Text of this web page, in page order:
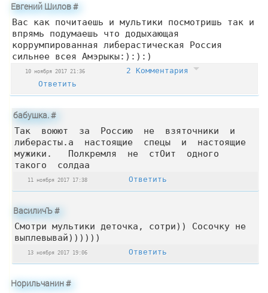
Евгений Шилов#
Вас как почитаешь и мультики посмотришь так и
впрямь подумаешь что додыхающая
коррумпированная либерастическая Россия
сильнее всея Амэрыкы:):):)
10 ноября 2017 21:36
2 Комментария
Ответить
бабушка.#
Так воюют за Россию не взяточники и
либерасты.а настоящие спецы и настоящие
мужики. Полкремля не стОит одного
такого солдаа
11 ноября 2017 17:38 Ответить
ВасиличЪ#
Смотри мультики деточка, сотри)) Сосочку не
выплевывай))))))
13 ноября 2017 19:06 Ответить
Норильчанин#